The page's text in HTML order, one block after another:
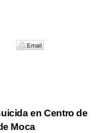
en Centro de
Moca